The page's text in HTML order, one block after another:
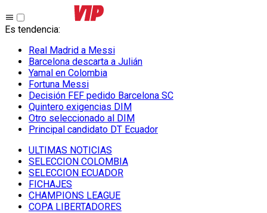
Es tendencia:
Real Madrid a Messi
Barcelona descarta a Julián
Yamal en Colombia
Fortuna Messi
Decisión FEF pedido Barcelona SC
Quintero exigencias DIM
Otro seleccionado al DIM
Principal candidato DT Ecuador
ULTIMAS NOTICIAS
SELECCION COLOMBIA
SELECCION ECUADOR
FICHAJES
CHAMPIONS LEAGUE
COPA LIBERTADORES